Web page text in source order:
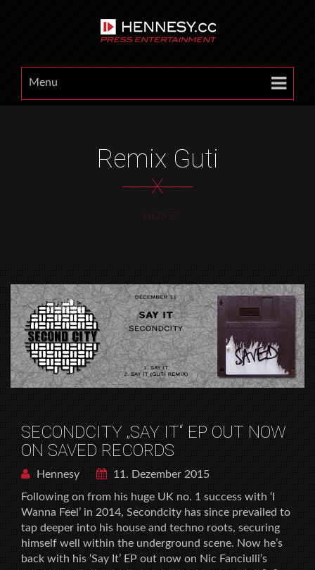
Menu
Remix Guti
X
HOME
SECONDCITY „SAY IT“ EP OUT NOW
ON SAVED RECORDS
Hennesy
11. Dezember 2015
Following on from his huge UK no. 1 success with ‘I
Wanna Feel’ in 2014, Secondcity has since prevailed to
tap deeper into his house and techno roots, securing
himself well within the underground scene. Now he’s
back with his ‘Say It’ EP out now on Nic Fanciulli’s